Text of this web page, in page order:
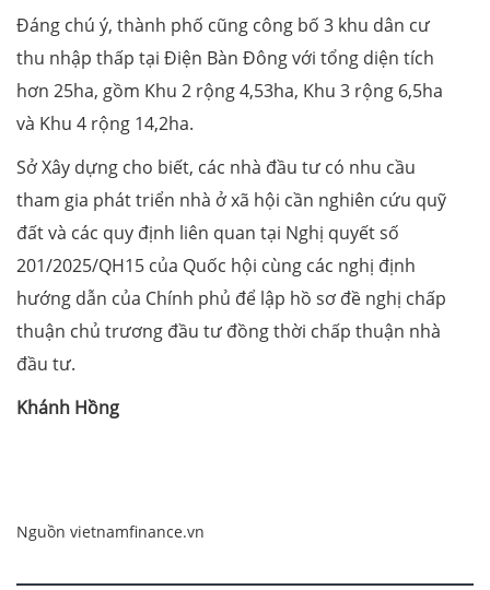
Đáng chú ý, thành phố cũng công bố 3 khu dân cư
thu nhập thấp tại Điện Bàn Đông với tổng diện tích
hơn 25ha, gồm Khu 2 rộng 4,53ha, Khu 3 rộng 6,5ha
và Khu 4 rộng 14,2ha.
Sở Xây dựng cho biết, các nhà đầu tư có nhu cầu
tham gia phát triển nhà ở xã hội cần nghiên cứu quỹ
đất và các quy định liên quan tại Nghị quyết số
201/2025/QH15 của Quốc hội cùng các nghị định
hướng dẫn của Chính phủ để lập hồ sơ đề nghị chấp
thuận chủ trương đầu tư đồng thời chấp thuận nhà
đầu tư.
Khánh Hồng
Nguồn vietnamfinance.vn